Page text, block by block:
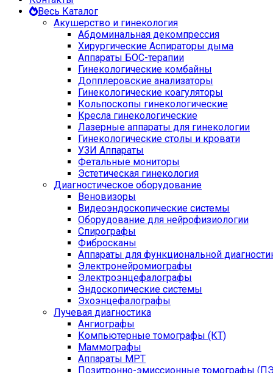
Весь Каталог
Акушерство и гинекология
Абдоминальная декомпрессия
Хирургические Аспираторы дыма
Аппараты БОС-терапии
Гинекологические комбайны
Допплеровские анализаторы
Гинекологические коагуляторы
Кольпоскопы гинекологические
Кресла гинекологические
Лазерные аппараты для гинекологии
Гинекологические столы и кровати
УЗИ Аппараты
Фетальные мониторы
Эстетическая гинекология
Диагностическое оборудование
Веновизоры
Видеоэндоскопические системы
Оборудование для нейрофизиологии
Спирографы
Фибросканы
Аппараты для функциональной
Электронейромиографы
Электроэнцефалографы
Эндоскопические системы
Эхоэнцефалографы
Лучевая диагностика
Ангиографы
Компьютерные томографы (КТ)
Маммографы
Аппараты МРТ
Позитронно-эмиссионные томографы